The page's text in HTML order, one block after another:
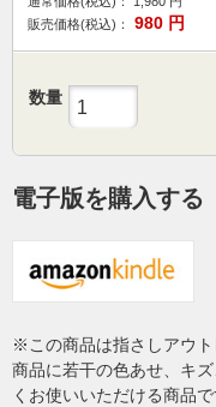
販売価格(税込)：
980 円
数量
電子版を購入する
※この商品は指さしアウト
商品に若干の色あせ、キ
くお使いいただける商品で